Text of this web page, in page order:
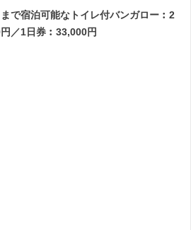
で宿泊可能なトイレ付バンガロー︰2
／1日券︰33,000円